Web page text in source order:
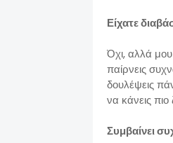
Είχατε
Όχι, αλλά
παίρνεις
δουλέψεις
να κάνεις
Συμβαίνει